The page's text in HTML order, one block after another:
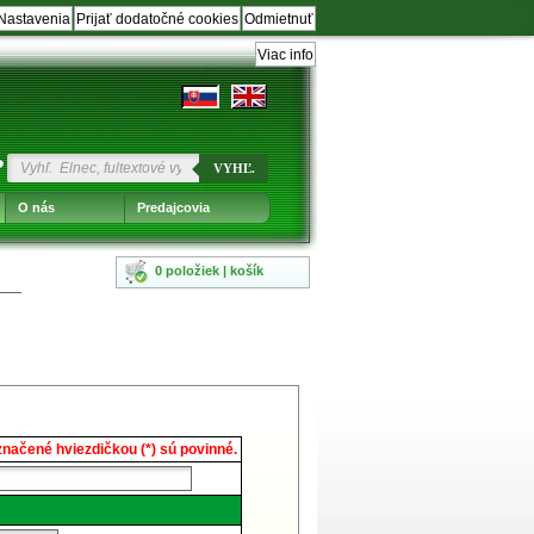
Odmietnuť
Prijať dodatočné cookies
Nastavenia
Viac info
VYHĽ.
O nás Predajcovia
0 položiek | košík
hviezdičkou (*) sú povinné.